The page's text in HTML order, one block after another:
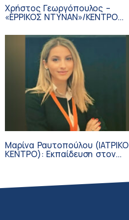
Χρήστος Γεωργόπουλος –
«ΕΡΡΙΚΟΣ ΝΤΥΝΑΝ»/ΚΕΝΤΡΟ
Μαρίνα Ραυτοπούλου (ΙΑΤΡΙΚΟ
ΚΕΝΤΡΟ): Εκπαίδευση στον